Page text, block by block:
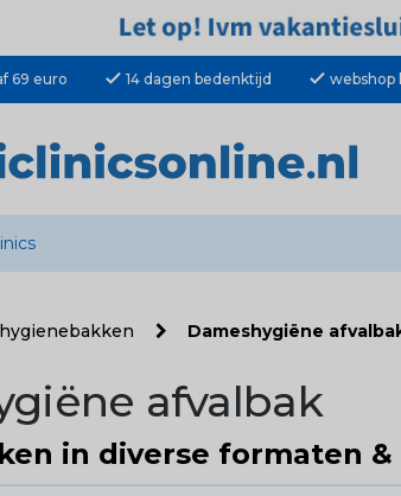
69 euro check 14 dagen bedenktijd check webshop
Dameshygiëne
afvalbak
in diverse formaten